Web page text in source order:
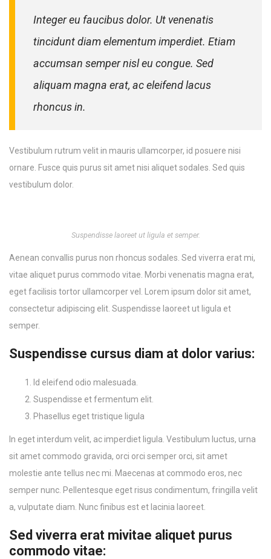
Integer eu faucibus dolor. Ut venenatis
tincidunt diam elementum imperdiet. Etiam
accumsan semper nisl eu congue. Sed
aliquam magna erat, ac eleifend lacus
rhoncus in.
Vestibulum rutrum velit in mauris ullamcorper, id posuere nisi
ornare. Fusce quis purus sit amet nisi aliquet sodales. Sed quis
vestibulum dolor.
Suspendisse laoreet ut ligula et semper.
Aenean convallis purus non rhoncus sodales. Sed viverra erat mi,
vitae aliquet purus commodo vitae. Morbi venenatis magna erat,
eget facilisis tortor ullamcorper vel. Lorem ipsum dolor sit amet,
consectetur adipiscing elit. Suspendisse laoreet ut ligula et
semper.
Suspendisse cursus diam at dolor varius:
Id eleifend odio malesuada.
Suspendisse et fermentum elit.
Phasellus eget tristique ligula
In eget interdum velit, ac imperdiet ligula. Vestibulum luctus, urna
sit amet commodo gravida, orci orci semper orci, sit amet
molestie ante tellus nec mi. Maecenas at commodo eros, nec
semper nunc. Pellentesque eget risus condimentum, fringilla velit
a, vulputate diam. Nunc finibus est et lacinia laoreet.
Sed viverra erat mivitae aliquet purus
commodo vitae: